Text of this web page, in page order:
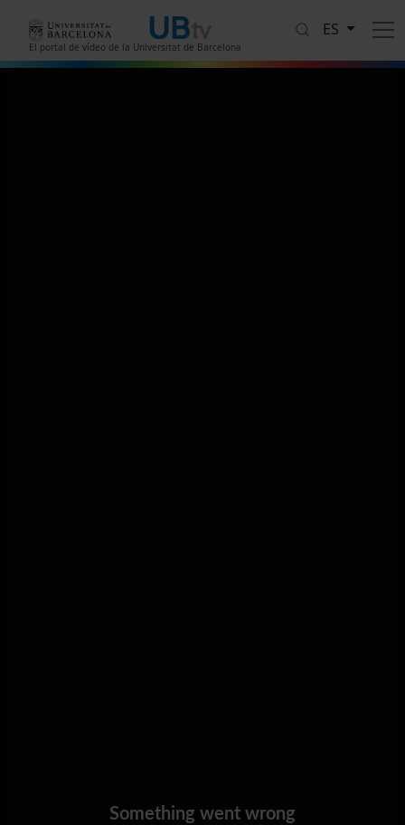
El portal de vídeo de la Universitat de Barcelona
ES
Something went wrong